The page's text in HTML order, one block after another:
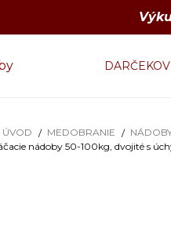
ÚVOD MEDOBRANIE
nádoby 50-100kg, dvojité s